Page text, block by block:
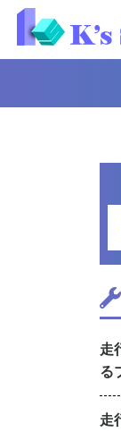
走
る
走